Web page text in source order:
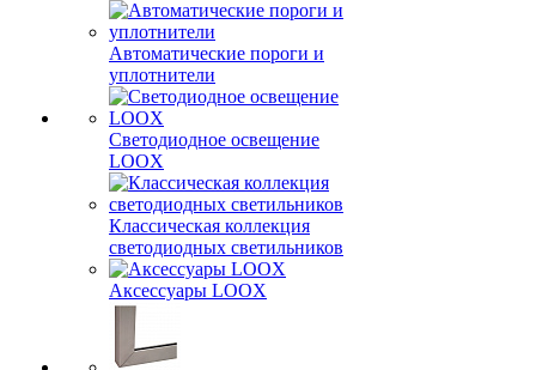
Автоматические пороги и
уплотнители
Светодиодное освещение
LOOX
Классическая коллекция
светодиодных светильников
Аксессуары LOOX